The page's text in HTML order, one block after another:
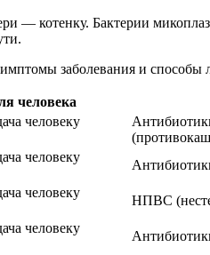
— котенку. Бактерии
заболевания и способы
человека
человеку
человеку
человеку
НПВС
человеку